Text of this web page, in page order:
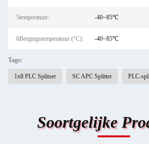
5temperatuur: -40~85℃
6Bergingstemperatuur (°C): -40~85℃
Tags:
1x8 PLC Splitser SC APC Splitter PLC-
Soortgelijke